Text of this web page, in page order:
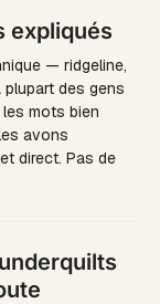
expliqués
— ridgeline,
des gens
mots bien
avons
direct. Pas de